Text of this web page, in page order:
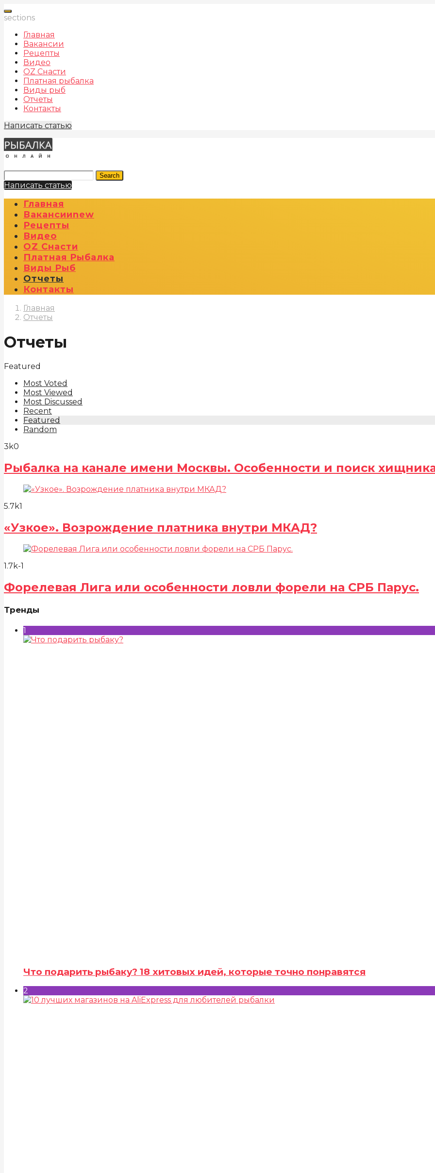
sections
Главная
Вакансии
Рецепты
Видео
OZ Снасти
Платная рыбалка
Виды рыб
Отчеты
Контакты
Написать статью
Search
Написать статью
Главная
ВакансииNew
Рецепты
Видео
OZ Снасти
Платная Рыбалка
Виды Рыб
Отчеты
Контакты
Главная
Отчеты
Отчеты
Featured
Most Voted
Most Viewed
Most Discussed
Recent
Featured
Random
3k0
Рыбалка на канале имени Москвы. Особенности и поиск
5.7k1
«Узкое». Возрождение платника внутри МКАД?
1.7k-1
Форелевая Лига или особенности ловли форели на СРБ Парус.
Тренды
1
Что подарить рыбаку? 18 хитовых идей, которые точно понравятся
2